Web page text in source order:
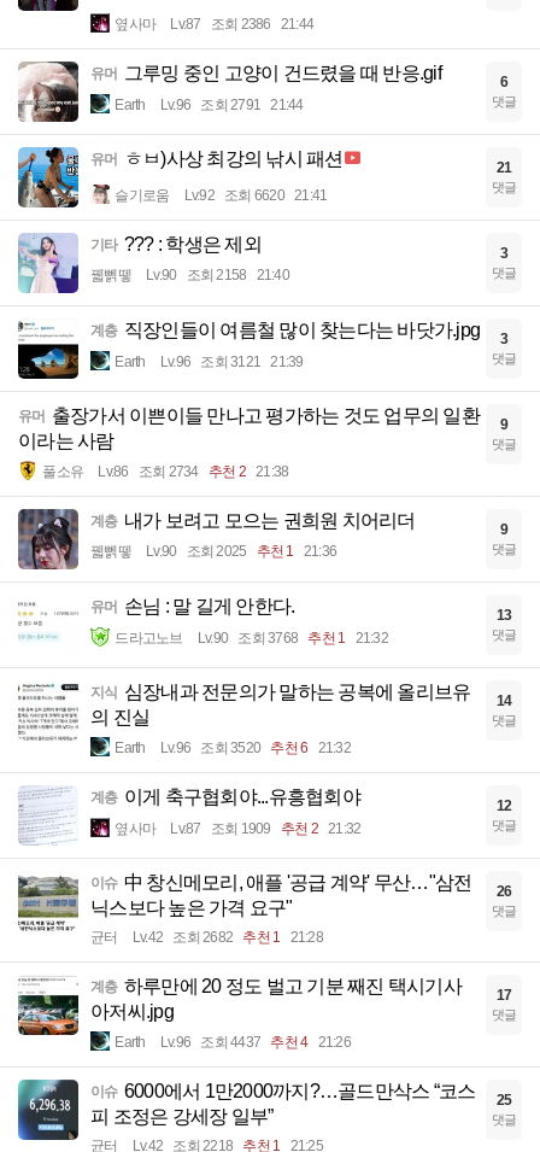
옆사마 Lv.87 조회 2386 21:44
유머 그루밍 중인 고양이 건드렸을 때 반응.gif
Earth Lv.96 조회 2791 21:44
6
댓글
유머 ㅎㅂ)사상 최강의 낚시 패션
슬기로움 Lv.92 조회 6620 21:41
21
댓글
기타 ??? : 학생은 제외
꿻뻵뗗 Lv.90 조회 2158 21:40
3
댓글
계층 직장인들이 여름철 많이 찾는다는 바닷가.jpg
Earth Lv.96 조회 3121 21:39
3
댓글
유머 출장가서 이쁜이들 만나고 평가하는 것도 업무의 일환
이라는 사람
풀소유 Lv.86 조회 2734 추천 2 21:38
9
댓글
계층 내가 보려고 모으는 권희원 치어리더
꿻뻵뗗 Lv.90 조회 2025 추천 1 21:36
9
댓글
유머 손님 : 말 길게 안한다.
드라고노브 Lv.90 조회 3768 추천 1 21:32
13
댓글
지식
심장내과 전문의가 말하는 공복에 올리브유
의 진실
Earth Lv.96 조회 3520 추천 6 21:32
14
댓글
계층 이게 축구협회야...유흥협회야
옆사마 Lv.87 조회 1909 추천 2 21:32
12
댓글
이슈 中 창신메모리, 애플 '공급 계약' 무산…"삼전
닉스보다 높은 가격 요구"
균터 Lv.42 조회 2682 추천 1 21:28
26
댓글
계층 하루만에 20 정도 벌고 기분 째진 택시기사
아저씨.jpg
Earth Lv.96 조회 4437 추천 4 21:26
17
댓글
이슈 6000에서 1만2000까지?…골드만삭스 “코스
피 조정은 강세장 일부”
균터 Lv.42 조회 2218 추천 1 21:25
25
댓글